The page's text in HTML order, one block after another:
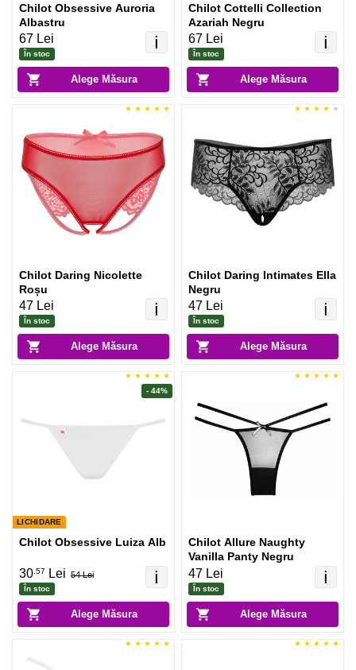
Alege Măsura
ℹ️
Chilot Obsessive Auroria
Albastru
67 Lei
În stoc
Alege Măsura
ℹ️
Chilot Cottelli Collection
Azariah Negru
67 Lei
În stoc
Alege Măsura
ℹ️
Chilot Daring Nicolette
Roșu
47 Lei
În stoc
Alege Măsura
ℹ️
Chilot Daring Intimates Ella
Negru
47 Lei
În stoc
LICHIDARE
Alege Măsura
ℹ️
Chilot Obsessive Luiza Alb
30 .57 Lei 54 Lei
În stoc
- 44%
Alege Măsura
ℹ️
Chilot Allure Naughty
Vanilla Panty Negru
47 Lei
În stoc